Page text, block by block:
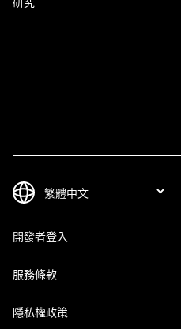
開發者登入
服務條款
隱私權政策